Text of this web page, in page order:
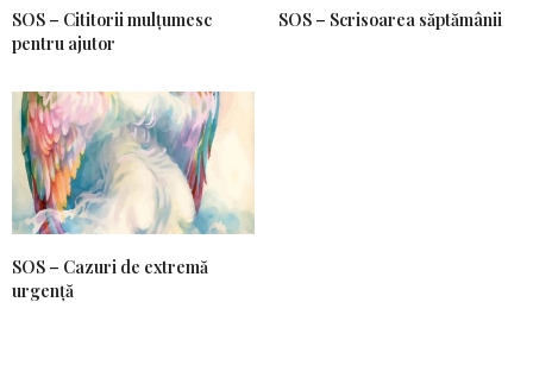
SOS – Cititorii mulțumesc
pentru ajutor
SOS – Scrisoarea săptămânii
SOS – Cazuri de extremă
urgență